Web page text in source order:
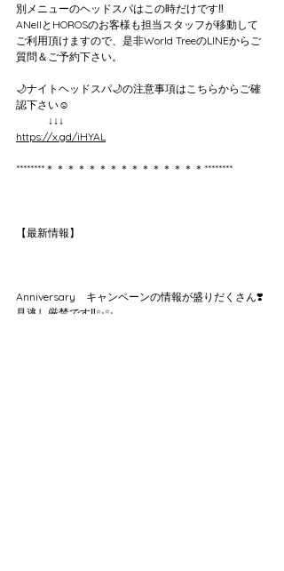
別メニューのヘッドスパはこの時だけです‼️
ANellとHOROSのお客様も担当スタッフが移動して
ご利用頂けますので、是非World TreeのLINEからご
質問＆ご予約下さい。
🌙ナイトヘッドスパ🌙の注意事項はこちらからご確
認下さい☺️
↓↓↓
https://x.gd/iHYAL
********＊＊＊＊＊＊＊＊＊＊＊＊＊＊＊********
【最新情報】
Anniversary　キャンペーンの情報が盛りだくさん❣️
見逃し厳禁です‼️✨✨